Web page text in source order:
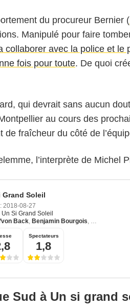
du procureur Bernier (
Manipulé pour faire
collaborer avec la police et le
fois pour toute. De quoi
qui devrait sans aucun
au cours des
de fraîcheur du côté de
l’interprète de Michel
Grand Soleil
2018-08-27
Un Si Grand Soleil
Back, Benjamin Bourgois, Emma Colberti
Spectateurs
1,8
Sud à Un si grand